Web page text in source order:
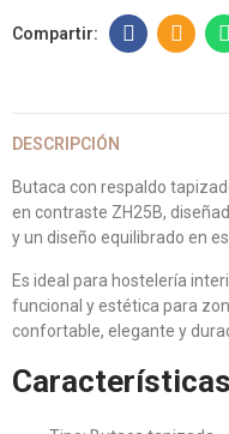
DESCRIPCIÓN
Butaca con respaldo
en contraste ZH25B,
y un diseño equilibrado en
Es ideal para hostelería
funcional y estética para
confortable, elegante y